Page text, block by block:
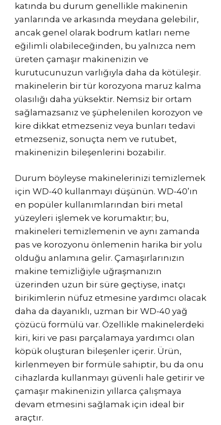
katında bu durum genellikle makinenin
yanlarında ve arkasında meydana gelebilir,
ancak genel olarak bodrum katları neme
eğilimli olabileceğinden, bu yalnızca nem
üreten çamaşır makinenizin ve
kurutucunuzun varlığıyla daha da kötüleşir.
makinelerin bir tür korozyona maruz kalma
olasılığı daha yüksektir. Nemsiz bir ortam
sağlamazsanız ve şüphelenilen korozyon ve
kire dikkat etmezseniz veya bunları tedavi
etmezseniz, sonuçta nem ve rutubet,
makinenizin bileşenlerini bozabilir.
Durum böyleyse makinelerinizi temizlemek
için WD-40 kullanmayı düşünün. WD-40’ın
en popüler kullanımlarından biri metal
yüzeyleri işlemek ve korumaktır; bu,
makineleri temizlemenin ve aynı zamanda
pas ve korozyonu önlemenin harika bir yolu
olduğu anlamına gelir. Çamaşırlarınızın
makine temizliğiyle uğraşmanızın
üzerinden uzun bir süre geçtiyse, inatçı
birikimlerin nüfuz etmesine yardımcı olacak
daha da dayanıklı, uzman bir WD-40 yağ
çözücü formülü var. Özellikle makinelerdeki
kiri, kiri ve pası parçalamaya yardımcı olan
köpük oluşturan bileşenler içerir. Ürün,
kirlenmeyen bir formüle sahiptir, bu da onu
cihazlarda kullanmayı güvenli hale getirir ve
çamaşır makinenizin yıllarca çalışmaya
devam etmesini sağlamak için ideal bir
araçtır.